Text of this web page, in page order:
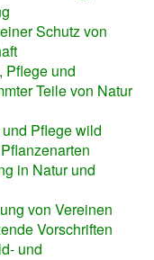
Schutz von
Pflege und
Teile von Natur
Pflege wild
in Natur und
von Vereinen
Vorschriften
und